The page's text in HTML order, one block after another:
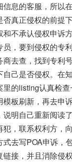
信息的客服，所以
真正侵权的前提
和不承认侵权申诉
，要到侵权的专
商去查，找到专利
自己是否侵权。在
里的listing认真检
模板刷新，再去申
说明自己重新阅读
犯，联系权利方，
去写POA申诉，
接，并且消除侵权